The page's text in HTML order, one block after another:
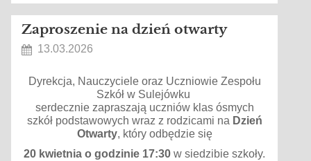
Zaproszenie na dzień otwarty
13.03.2026
Dyrekcja, Nauczyciele oraz Uczniowie Zespołu
Szkół w Sulejówku
serdecznie zapraszają uczniów klas ósmych
szkół podstawowych wraz z rodzicami na Dzień
Otwarty, który odbędzie się
20 kwietnia o godzinie 17:30 w siedzibie szkoły.